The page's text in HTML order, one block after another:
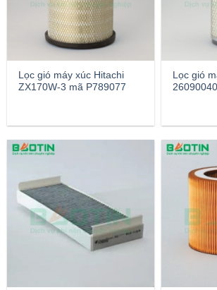
Lọc gió máy xúc Hitachi
ZX170W-3 mã P789077
Lọc gió